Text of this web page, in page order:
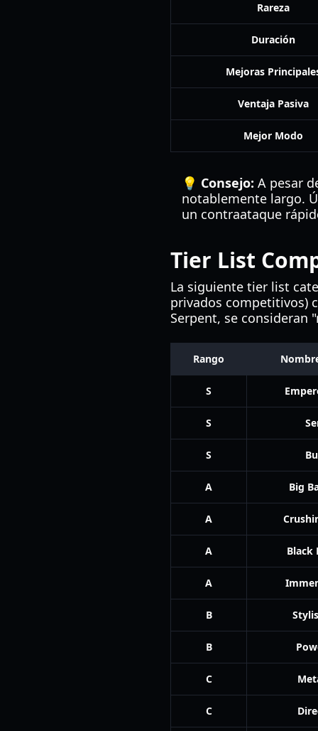
Rareza
Duración
Mejoras
Ventaja Pasiva
Mejor Modo
💡 Consejo: A pesar
notablemente largo.
un contraataque
Tier List
La siguiente tier list
privados competitivos)
Serpent, se consideran
Rango
S
S
S
A Big
A
A Black
A
B
B
C
C